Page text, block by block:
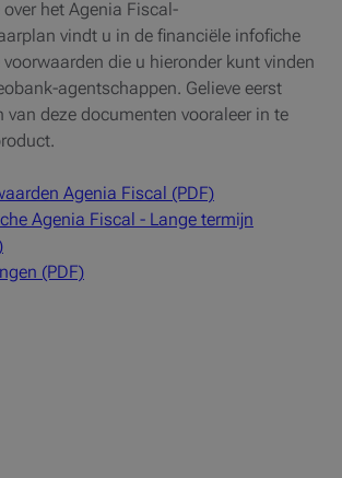
het Agenia Fiscal-
vindt u in de financiële infofiche
die u hieronder kunt vinden
agentschappen. Gelieve eerst
van deze documenten vooraleer in te
Agenia Fiscal (PDF)
Agenia Fiscal - Lange termijn
(PDF)